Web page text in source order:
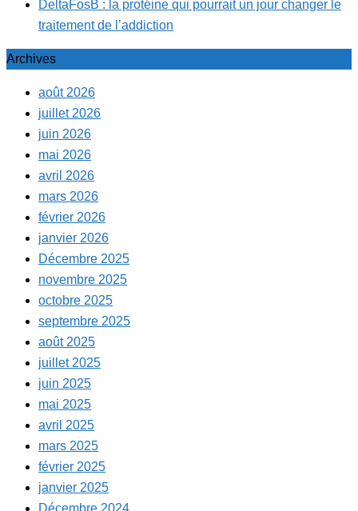
DeltaFosB : la protéine qui pourrait un jour changer le
traitement de l’addiction
Archives
août 2026
juillet 2026
juin 2026
mai 2026
avril 2026
mars 2026
février 2026
janvier 2026
Décembre 2025
novembre 2025
octobre 2025
septembre 2025
août 2025
juillet 2025
juin 2025
mai 2025
avril 2025
mars 2025
février 2025
janvier 2025